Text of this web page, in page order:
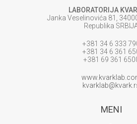
LABORATORIJA
Janka Veselinovića 81,
Republika
+381 34 6 333
+381 34 6 361
+381 69 361
MENI